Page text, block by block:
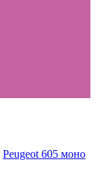
Peugeot 605 моно